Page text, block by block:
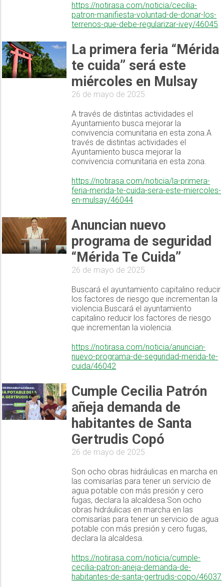
https://notirasa.com/noticia/cecilia-
patron-manifiesta-voluntad-de-donar-los-
terrenos-que-debe-regularizar-ivey/46045
La primera feria “Mérida
te cuida” será este
miércoles en Mulsay
26 de mayo de 2025
A través de distintas actividades el
Ayuntamiento busca mejorar la
convivencia comunitaria en esta zona.A
través de distintas actividades el
Ayuntamiento busca mejorar la
convivencia comunitaria en esta zona.
https://notirasa.com/noticia/la-primera-
feria-merida-te-cuida-sera-este-miercoles-
en-mulsay/46044
Anuncian nuevo
programa de seguridad
“Mérida Te Cuida”
26 de mayo de 2025
Buscará el ayuntamiento capitalino reducir
los factores de riesgo que incrementan la
violencia.Buscará el ayuntamiento
capitalino reducir los factores de riesgo
que incrementan la violencia.
https://notirasa.com/noticia/anuncian-
nuevo-programa-de-seguridad-merida-te-
cuida/46042
Cumple Cecilia Patrón
añeja demanda de
habitantes de Santa
Gertrudis Copó
26 de mayo de 2025
Son ocho obras hidráulicas en marcha en
las comisarías para tener un servicio de
agua potable con más presión y cero
fugas, declara la alcaldesa.Son ocho
obras hidráulicas en marcha en las
comisarías para tener un servicio de agua
potable con más presión y cero fugas,
declara la alcaldesa.
https://notirasa.com/noticia/cumple-
cecilia-patron-aneja-demanda-de-
habitantes-de-santa-gertrudis-copo/46037